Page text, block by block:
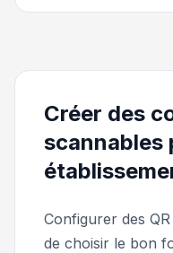
Créer des
scannables
Configurer des
de choisir le bon